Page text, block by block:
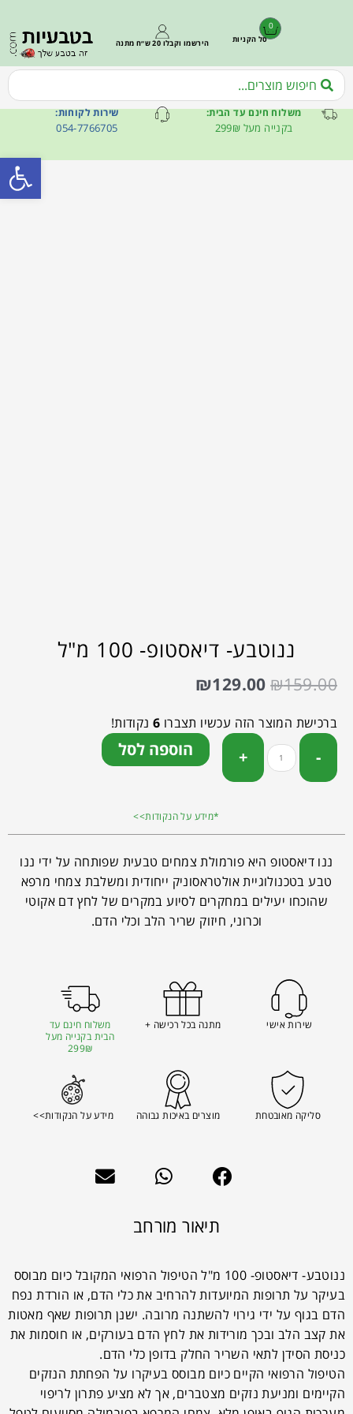
0
סל הקניות הירשמו וקבלו 20 ש״ח מתנה
משלוח חינם עד הבית:
בקנייה מעל 299₪
שירות לקוחות:
054-7766705
ננוטבע- דיאסטופ- 100 מ"ל
₪159.00
₪129.00
ברכישת המוצר הזה עכשיו תצברו 6 נקודות!
הוספה לסל
*מידע על הנקודות>>
ננו דיאסטופ היא פורמולת צמחים טבעית שפותחה על ידי ננו
טבע בטכנולוגיית אולטראסוניק ייחודית ומשלבת צמחי מרפא
שהוכחו יעילים במחקרים לסיוע במקרים של לחץ דם אקוטי
וכרוני, חיזוק שריר הלב וכלי הדם.
שירות אישי מתנה בכל רכישה +
משלוח חינם עד
הבית בקנייה מעל
299₪
סליקה מאובטחת מוצרים באיכות גבוהה מידע על הנקודות>>
תיאור מורחב
ננוטבע- דיאסטופ- 100 מ"ל הטיפול הרפואי המקובל כיום מבוסס
בעיקר על תרופות המיועדות להרחיב את כלי הדם, או הורדת נפח
הדם בגוף על ידי גירוי להשתנה מרובה. ישנן תרופות שאף מאטות
את קצב הלב ובכך מורידות את לחץ הדם בעורקים, או חוסמות את
כניסת הסידן לתאי השריר החלק בדופן כלי הדם.
הטיפול הרפואי הקיים כיום מבוסס בעיקרו על הפחתת הנזקים
הקיימים ומניעת נזקים מצטברים, אך לא מציע פתרון לריפוי
פתח